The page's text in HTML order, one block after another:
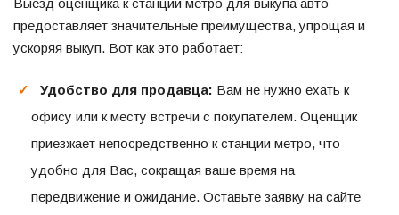
Выезд оценщика к станции метро для выкупа авто
предоставляет значительные преимущества, упрощая и
ускоряя выкуп. Вот как это работает:
Удобство для продавца: Вам не нужно ехать к
офису или к месту встречи с покупателем. Оценщик
приезжает непосредственно к станции метро, что
удобно для Вас, сокращая ваше время на
передвижение и ожидание. Оставьте заявку на сайте